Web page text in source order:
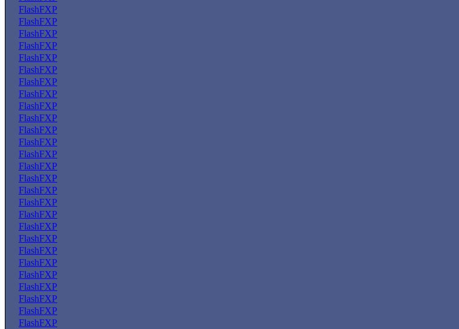
FlashFXP
FlashFXP
FlashFXP
FlashFXP
FlashFXP
FlashFXP
FlashFXP
FlashFXP
FlashFXP
FlashFXP
FlashFXP
FlashFXP
FlashFXP
FlashFXP
FlashFXP
FlashFXP
FlashFXP
FlashFXP
FlashFXP
FlashFXP
FlashFXP
FlashFXP
FlashFXP
FlashFXP
FlashFXP
FlashFXP
FlashFXP